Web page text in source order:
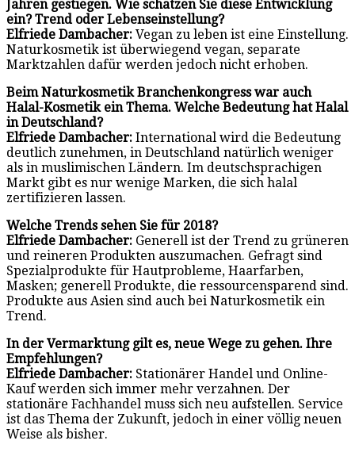
Jahren gestiegen. Wie schätzen Sie diese Entwicklung
ein? Trend oder Lebenseinstellung?
Elfriede Dambacher: Vegan zu leben ist eine Einstellung.
Naturkosmetik ist überwiegend vegan, separate
Marktzahlen dafür werden jedoch nicht erhoben.
Beim Naturkosmetik Branchenkongress war auch
Halal-Kosmetik ein Thema. Welche Bedeutung hat Halal
in Deutschland?
Elfriede Dambacher: International wird die Bedeutung
deutlich zunehmen, in Deutschland natürlich weniger
als in muslimischen Ländern. Im deutschsprachigen
Markt gibt es nur wenige Marken, die sich halal
zertifizieren lassen.
Welche Trends sehen Sie für 2018?
Elfriede Dambacher: Generell ist der Trend zu grüneren
und reineren Produkten auszumachen. Gefragt sind
Spezialprodukte für Hautprobleme, Haarfarben,
Masken; generell Produkte, die ressourcensparend sind.
Produkte aus Asien sind auch bei Naturkosmetik ein
Trend.
In der Vermarktung gilt es, neue Wege zu gehen. Ihre
Empfehlungen?
Elfriede Dambacher: Stationärer Handel und Online-
Kauf werden sich immer mehr verzahnen. Der
stationäre Fachhandel muss sich neu aufstellen. Service
ist das Thema der Zukunft, jedoch in einer völlig neuen
Weise als bisher.